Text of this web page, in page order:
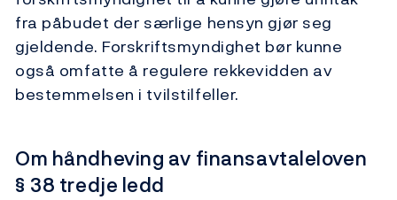
fra påbudet der særlige hensyn gjør seg
gjeldende. Forskriftsmyndighet bør kunne
også omfatte å regulere rekkevidden av
bestemmelsen i tvilstilfeller.
Om håndheving av finansavtaleloven
§ 38 tredje ledd